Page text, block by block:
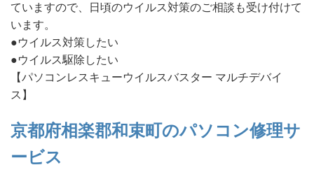
ていますので、日頃のウイルス対策のご相談も受け付けて
います。
●ウイルス対策したい
●ウイルス駆除したい
【パソコンレスキューウイルスバスター マルチデバイ
ス】
京都府相楽郡和束町のパソコン修理サ
ービス